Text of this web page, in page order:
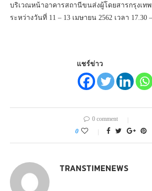
บริเวณหน้าอาคารสถานีขนส่งผู้โดยสารกรุงเท
ระหว่างวันที่ 11 – 13 เมษายน 2562 เวลา 17.30
แชร์ข่าว
0 comment
0
TRANSTIMENEWS